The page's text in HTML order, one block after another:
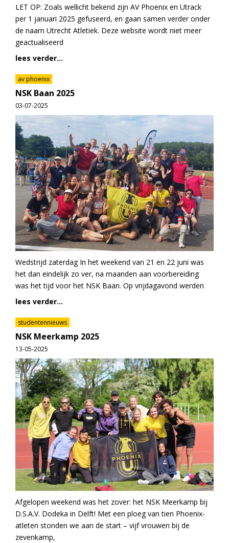
LET OP: Zoals wellicht bekend zijn AV Phoenix en Utrack
per 1 januari 2025 gefuseerd, en gaan samen verder onder
de naam Utrecht Atletiek. Deze website wordt niet meer
geactualiseerd
lees verder...
av phoenix
NSK Baan 2025
03-07-2025
Wedstrijd zaterdag In het weekend van 21 en 22 juni was
het dan eindelijk zo ver, na maanden aan voorbereiding
was het tijd voor het NSK Baan. Op vrijdagavond werden
lees verder...
studentennieuws
NSK Meerkamp 2025
13-05-2025
Afgelopen weekend was het zover: het NSK Meerkamp bij
D.S.A.V. Dodeka in Delft! Met een ploeg van tien Phoenix-
atleten stonden we aan de start – vijf vrouwen bij de
zevenkamp,